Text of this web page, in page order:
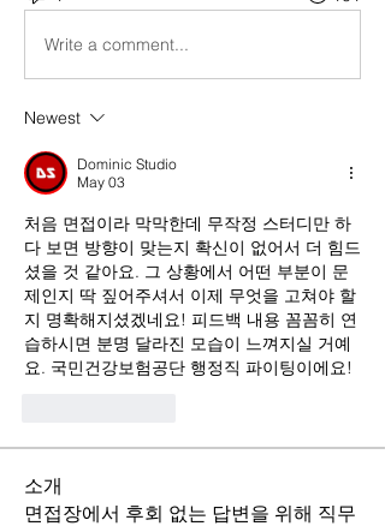
Write a comment...
Newest
Dominic Studio
May 03
처음 면접이라 막막한데 무작정 스터디만 하
다 보면 방향이 맞는지 확신이 없어서 더 힘드
셨을 것 같아요. 그 상황에서 어떤 부분이 문
제인지 딱 짚어주셔서 이제 무엇을 고쳐야 할
지 명확해지셨겠네요! 피드백 내용 꼼꼼히 연
습하시면 분명 달라진 모습이 느껴지실 거예
요. 국민건강보험공단 행정직 파이팅이에요!
소개
면접장에서 후회 없는 답변을 위해 직무